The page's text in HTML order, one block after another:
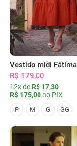
R$ 179,00
12x de R$ 17,30
R$ 175,00 no PIX
P M G GG